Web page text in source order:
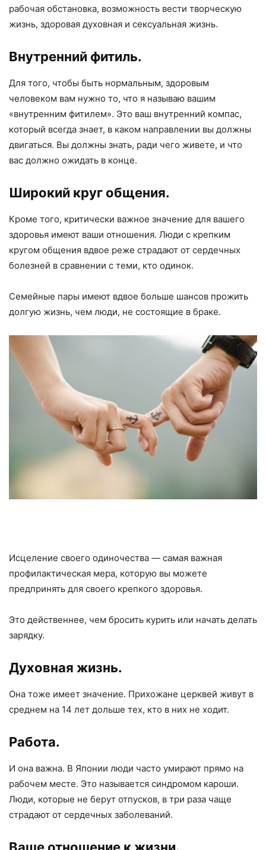
рабочая обстановка, возможность вести творческую
жизнь, здоровая духовная и сексуальная жизнь.
Внутренний фитиль.
Для того, чтобы быть нормальным, здоровым
человеком вам нужно то, что я называю вашим
«внутренним фитилем». Это ваш внутренний компас,
который всегда знает, в каком направлении вы должны
двигаться. Вы должны знать, ради чего живете, и что
вас должно ожидать в конце.
Широкий круг общения.
Кроме того, критически важное значение для вашего
здоровья имеют ваши отношения. Люди с крепким
кругом общения вдвое реже страдают от сердечных
болезней в сравнении с теми, кто одинок.
Семейные пары имеют вдвое больше шансов прожить
долгую жизнь, чем люди, не состоящие в браке.
Исцеление своего одиночества — самая важная
профилактическая мера, которую вы можете
предпринять для своего крепкого здоровья.
Это действеннее, чем бросить курить или начать делать
зарядку.
Духовная жизнь.
Она тоже имеет значение. Прихожане церквей живут в
среднем на 14 лет дольше тех, кто в них не ходит.
Работа.
И она важна. В Японии люди часто умирают прямо на
рабочем месте. Это называется синдромом кароши.
Люди, которые не берут отпусков, в три раза чаще
страдают от сердечных заболеваний.